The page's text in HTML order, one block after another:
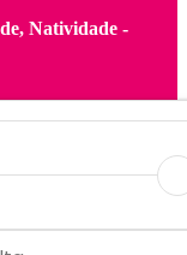
Natividade -